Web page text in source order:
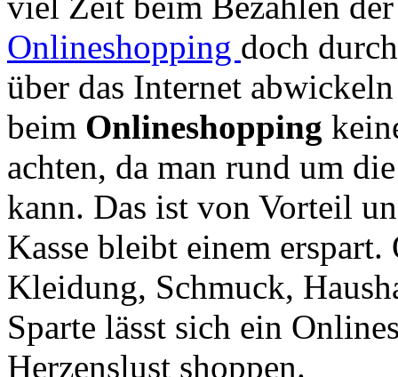
Onlineshopping doch
über das Internet
beim Onlineshopping
achten, da man rund um
kann. Das ist von Vorteil
Kasse bleibt einem
Kleidung, Schmuck,
Sparte lässt sich ein
Herzenslust shoppen.